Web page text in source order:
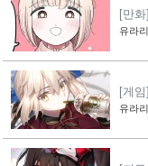
[만화]
메
유라
[게임]
영상
유라